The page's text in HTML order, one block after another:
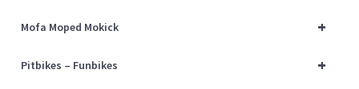
+
Mofa Moped Mokick
+
Pitbikes – Funbikes